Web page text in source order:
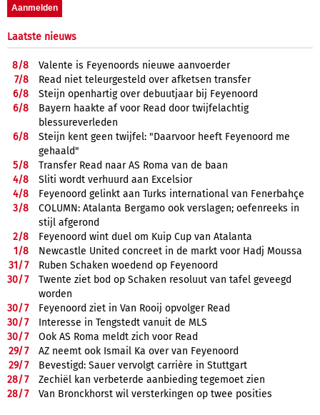
Laatste nieuws
8/8
Valente is Feyenoords nieuwe aanvoerder
7/8
Read niet teleurgesteld over afketsen transfer
6/8
Steijn openhartig over debuutjaar bij Feyenoord
6/8
Bayern haakte af voor Read door twijfelachtig
blessureverleden
6/8
Steijn kent geen twijfel: "Daarvoor heeft Feyenoord me
gehaald"
5/8
Transfer Read naar AS Roma van de baan
4/8
Sliti wordt verhuurd aan Excelsior
4/8
Feyenoord gelinkt aan Turks international van Fenerbahçe
3/8
COLUMN: Atalanta Bergamo ook verslagen; oefenreeks in
stijl afgerond
2/8
Feyenoord wint duel om Kuip Cup van Atalanta
1/8
Newcastle United concreet in de markt voor Hadj Moussa
31/7
Ruben Schaken woedend op Feyenoord
30/7
Twente ziet bod op Schaken resoluut van tafel geveegd
worden
30/7
Feyenoord ziet in Van Rooij opvolger Read
30/7
Interesse in Tengstedt vanuit de MLS
30/7
Ook AS Roma meldt zich voor Read
29/7
AZ neemt ook Ismail Ka over van Feyenoord
29/7
Bevestigd: Sauer vervolgt carrière in Stuttgart
28/7
Zechiël kan verbeterde aanbieding tegemoet zien
28/7 Van Bronckhorst wil versterkingen op twee posities